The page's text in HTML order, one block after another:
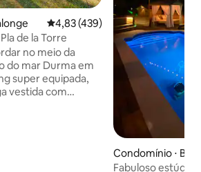
4,83 de uma avaliação média de
4,83 (439)
de la Torre
no meio da
Durma em
super equipada,
vestida com
Condomínio ⋅
Fabuloso